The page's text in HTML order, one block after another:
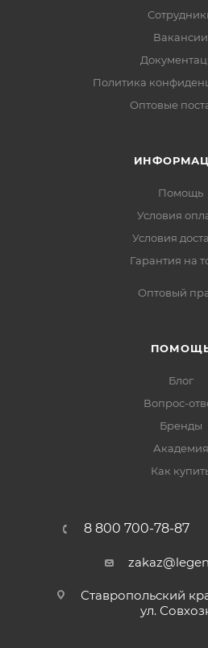
Вакансии
Политика
Оптовые
Помощь
Условия
Условия
Гарантия на
Оптовый
Блог
Вопрос-
Бренды
Академия
Как
8 800 700-78-87
Ставропольский
ул.